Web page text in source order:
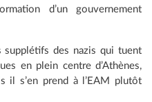
d’un gouvernement
supplétifs des nazis qui tuent
en plein centre d’Athènes,
il s’en prend à l’EAM plutôt